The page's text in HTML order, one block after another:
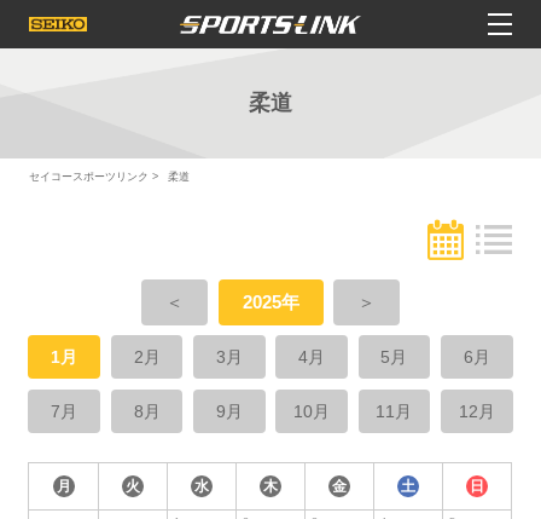
柔道
セイコースポーツリンク 柔道
＜ 2025年 ＞
1月 2月 3月 4月 5月 6月
7月 8月 9月 10月 11月 12月
月 火 水 木 金 土 日